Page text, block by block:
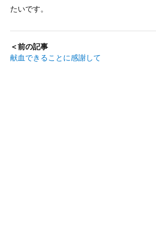
たいです。
＜前の記事
献血できることに感謝して